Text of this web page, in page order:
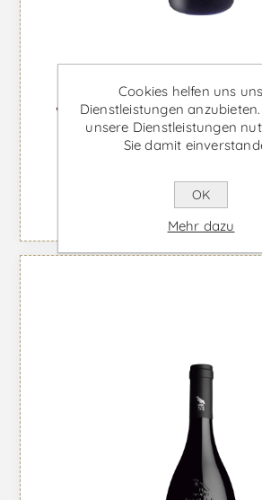
Vale do Tua Reserve
Rotwein
Cookies helfen uns
Dienstleistungen
unsere Dienstleistungen
Sie damit
OK
Mehr dazu